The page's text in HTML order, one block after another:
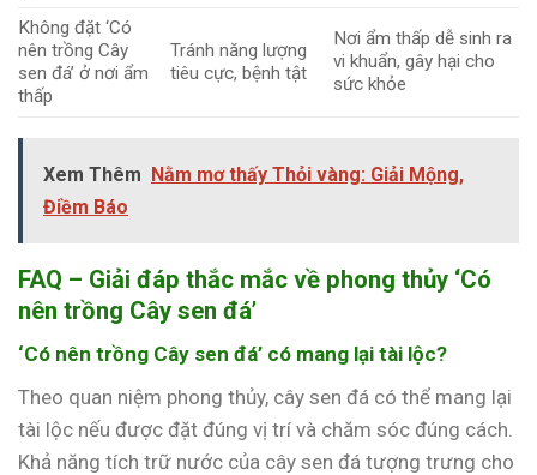
Không đặt ‘Có
nên trồng Cây
sen đá’ ở nơi ẩm
thấp
Tránh năng lượng
tiêu cực, bệnh tật
Nơi ẩm thấp dễ sinh ra
vi khuẩn, gây hại cho
sức khỏe
Xem Thêm Nằm mơ thấy Thỏi vàng: Giải Mộng,
Điềm Báo
FAQ – Giải đáp thắc mắc về phong thủy ‘Có
nên trồng Cây sen đá’
‘Có nên trồng Cây sen đá’ có mang lại tài lộc?
Theo quan niệm phong thủy, cây sen đá có thể mang lại
tài lộc nếu được đặt đúng vị trí và chăm sóc đúng cách.
Khả năng tích trữ nước của cây sen đá tượng trưng cho